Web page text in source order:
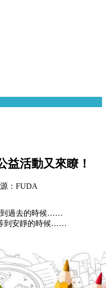
益活動又來瞭！
： FUDA
到過去的時候……
到安靜的時候……